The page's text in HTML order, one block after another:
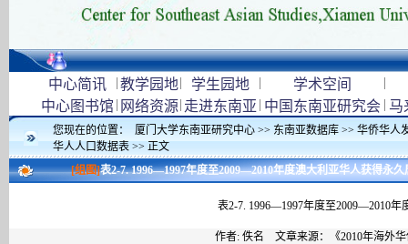
中心简讯 |教学园地| 学生园地 | 学术空间 |
中心图书馆 | 网络资源| 走进东南亚 | 中国东南亚研究会 | 马
您现在的位置： 厦门大学东南亚研究中心 >> 东南亚数据库 >> 华侨华人
华人人口数据表 >> 正文
[组图]表2-7. 1996—1997年度至2009—2010年度澳大利亚华人获得永
表2-7. 1996—1997年度至2009—2010
作者: 佚名 文章来源：《2010年海外